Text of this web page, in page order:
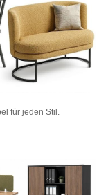
für jeden Stil.